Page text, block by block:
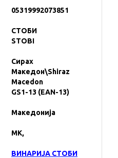
05319992073851
СТОБИ
STOBI
Сирах
Македон\Shiraz
Macedon
GS1-13 (EAN-13)
Македонија
MK,
ВИНАРИЈА СТОБИ